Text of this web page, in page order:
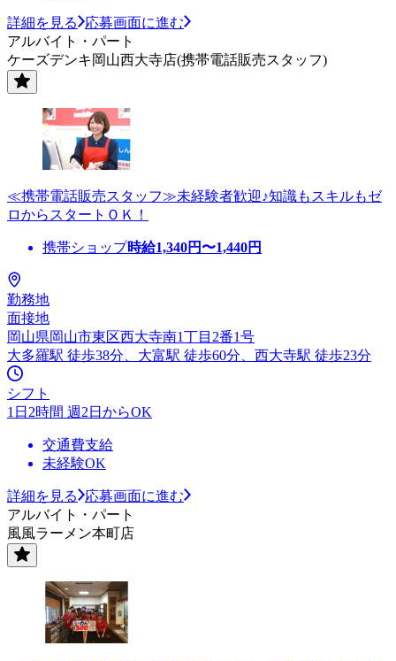
詳細を見る
応募画面に進む
アルバイト・パート
ケーズデンキ岡山西大寺店(携帯電話販売スタッフ)
≪携帯電話販売スタッフ≫未経験者歓迎♪知識もスキルもゼ
ロからスタートＯＫ！
携帯ショップ時給1,340円〜1,440円
勤務地
面接地
岡山県岡山市東区西大寺南1丁目2番1号
大多羅駅 徒歩38分、大富駅 徒歩60分、西大寺駅 徒歩23分
シフト
1日2時間 週2日からOK
交通費支給
未経験OK
詳細を見る
応募画面に進む
アルバイト・パート
風風ラーメン本町店